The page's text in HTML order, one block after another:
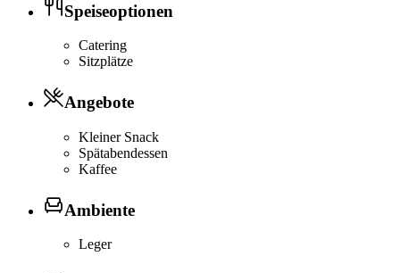
Speiseoptionen
Catering
Sitzplätze
Angebote
Kleiner Snack
Spätabendessen
Kaffee
Ambiente
Leger